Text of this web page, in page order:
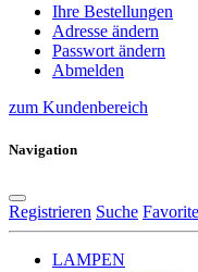
Ihre Bestellungen
Adresse ändern
Passwort ändern
Abmelden
zum Kundenbereich
Navigation
Registrieren Suche
LAMPEN